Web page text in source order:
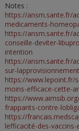
Notes :
https://ansm.sante.fr/
medicaments-
https://ansm.sante.fr/
conseille-deviter-
intention
https://ansm.sante.fr/
sur-
https://www.lepoint.fr/
moins-efficace-cette-
https://
frappants-contre-
https://
lefficacité-des-